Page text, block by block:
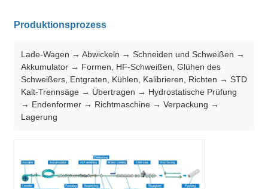
Produktionsprozess
Lade-Wagen → Abwickeln → Schneiden und Schweißen →
Akkumulator → Formen, HF-Schweißen, Glühen des
Schweißers, Entgraten, Kühlen, Kalibrieren, Richten → STD
Kalt-Trennsäge → Übertragen → Hydrostatische Prüfung
→ Endenformer → Richtmaschine → Verpackung →
Lagerung